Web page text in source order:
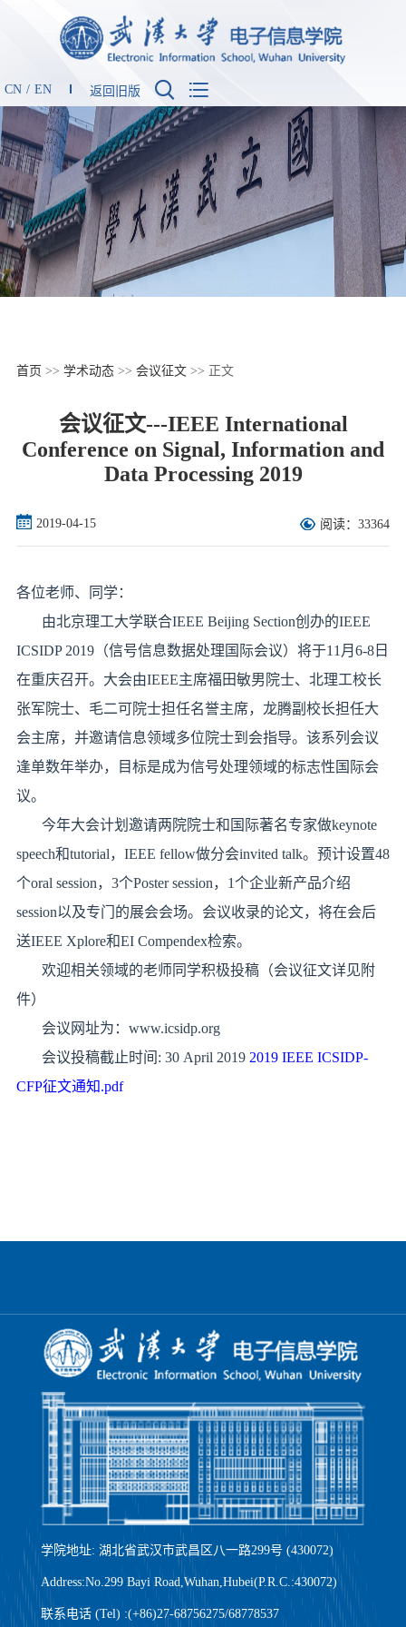
CN / EN 返回旧版  
首页 >> 学术动态>> 会议征文>> 正文
会议征文---IEEE International
Conference on Signal, Information and
Data Processing 2019
2019-04-15 阅读：33364
各位老师、同学：
由北京理工大学联合IEEE Beijing Section创办的IEEE
ICSIDP 2019（信号信息数据处理国际会议）将于11月6-8日
在重庆召开。大会由IEEE主席福田敏男院士、北理工校长
张军院士、毛二可院士担任名誉主席，龙腾副校长担任大
会主席，并邀请信息领域多位院士到会指导。该系列会议
逢单数年举办，目标是成为信号处理领域的标志性国际会
议。
今年大会计划邀请两院院士和国际著名专家做keynote
speech和tutorial，IEEE fellow做分会invited talk。预计设置48
个oral session，3个Poster session，1个企业新产品介绍
session以及专门的展会会场。会议收录的论文，将在会后
送IEEE Xplore和EI Compendex检索。
欢迎相关领域的老师同学积极投稿（会议征文详见附
件）
会议网址为： www.icsidp.org
会议投稿截止时间: 30 April 2019 2019 IEEE ICSIDP-
CFP征文通知.pdf
学院地址: 湖北省武汉市武昌区八一路299号 (430072)
Address:No.299 Bayi Road,Wuhan,Hubei(P.R.C.:430072)
联系电话 (Tel) :(+86)27-68756275/68778537